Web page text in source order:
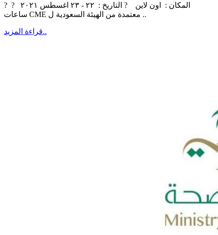
? ‏‎المكان : اون لاين ? التاريخ : ٢٢ - ٢٣ اغسطس ٢٠٢١ ?
ساعات CME معتمدة من الهيئة السعودية ل ..
قراءة المزيد..